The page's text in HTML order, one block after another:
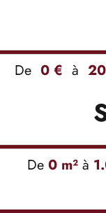
De 0 € à
De 0 m²à